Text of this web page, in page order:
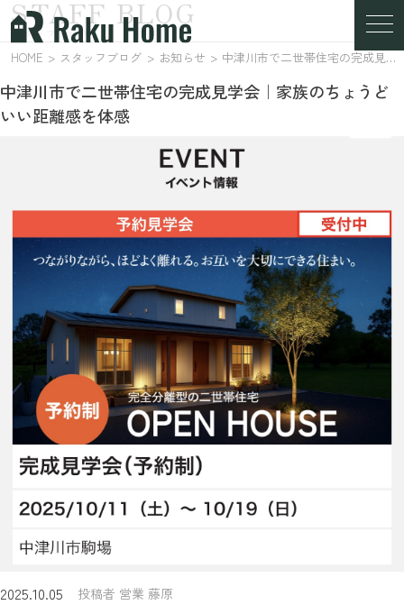
スタッフブログ
STAFF BLOG
HOME スタッフブログ お知らせ 中津川市で二世帯住宅の完成見学会｜家族のちょうどいい距離感を体感
中津川市で二世帯住宅の完成見学会｜家族のちょうど
いい距離感を体感
2025.10.05 投稿者 営業 藤原